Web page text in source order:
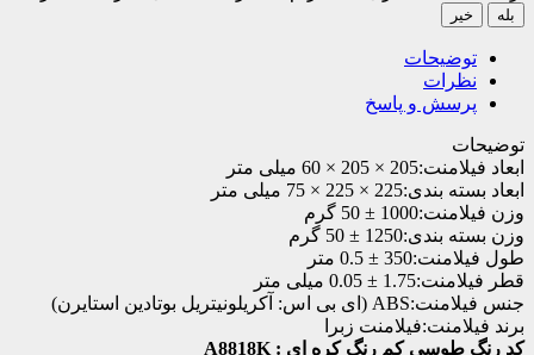
بله خیر
توضیحات
نظرات
پرسش و پاسخ
توضیحات
ابعاد فیلامنت:205 × 205 × 60 میلی متر
ابعاد بسته بندی:225 × 225 × 75 میلی متر
وزن فیلامنت:1000 ± 50 گرم
وزن بسته بندی:1250 ± 50 گرم
طول فیلامنت:350 ± 0.5 متر
قطر فیلامنت:1.75 ± 0.05 میلی متر
جنس فیلامنت:ABS (ای بی اس: آکریلونیتریل بوتادین استایرن)
برند فیلامنت:فیلامنت زبرا
کد رنگ طوسی کم رنگ کره ای : A8818K